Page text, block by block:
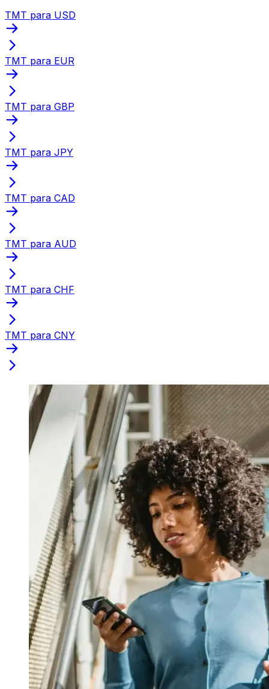
TMT para USD
TMT para EUR
TMT para GBP
TMT para JPY
TMT para CAD
TMT para AUD
TMT para CHF
TMT para CNY